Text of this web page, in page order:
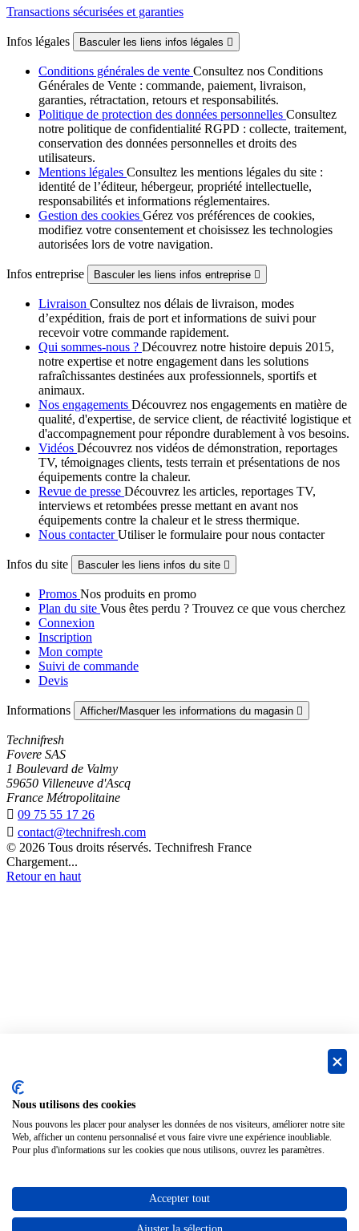
Transactions sécurisées et garanties
Infos légales Basculer les liens infos légales 
Conditions générales de vente Consultez nos Conditions
Générales de Vente : commande, paiement, livraison,
garanties, rétractation, retours et responsabilités.
Politique de protection des données personnelles Consultez
notre politique de confidentialité RGPD : collecte, traitement,
conservation des données personnelles et droits des
utilisateurs.
Mentions légales Consultez les mentions légales du site :
identité de l’éditeur, hébergeur, propriété intellectuelle,
responsabilités et informations réglementaires.
Gestion des cookies Gérez vos préférences de cookies,
modifiez votre consentement et choisissez les technologies
autorisées lors de votre navigation.
Infos entreprise Basculer les liens infos entreprise 
Livraison Consultez nos délais de livraison, modes
d’expédition, frais de port et informations de suivi pour
recevoir votre commande rapidement.
Qui sommes-nous ? Découvrez notre histoire depuis 2015,
notre expertise et notre engagement dans les solutions
rafraîchissantes destinées aux professionnels, sportifs et
animaux.
Nos engagements Découvrez nos engagements en matière de
qualité, d'expertise, de service client, de réactivité logistique et
d'accompagnement pour répondre durablement à vos besoins.
Vidéos Découvrez nos vidéos de démonstration, reportages
TV, témoignages clients, tests terrain et présentations de nos
équipements contre la chaleur.
Revue de presse Découvrez les articles, reportages TV,
interviews et retombées presse mettant en avant nos
équipements contre la chaleur et le stress thermique.
Nous contacterUtiliser le formulaire pour nous contacter
Infos du site Basculer les liens infos du site 
Promos Nos produits en promo
Plan du site Vous êtes perdu ? Trouvez ce que vous cherchez
Connexion
Inscription
Mon compte
Suivi de commande
Devis
Informations Afficher/Masquer les informations du magasin 
Technifresh
Fovere SAS
1 Boulevard de Valmy
59650 Villeneuve d'Ascq
France Métropolitaine
 09 75 55 17 26
 contact@technifresh.com
© 2026 Tous droits réservés. Technifresh France
Chargement...
Retour en haut
Nous utilisons des cookies
Nous pouvons les placer pour analyser les données de nos visiteurs, améliorer notre site
Web, afficher un contenu personnalisé et vous faire vivre une expérience inoubliable.
Pour plus d'informations sur les cookies que nous utilisons, ouvrez les paramètres.
Accepter tout